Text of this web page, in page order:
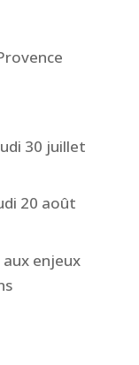
30 juillet
20 août
aux enjeux